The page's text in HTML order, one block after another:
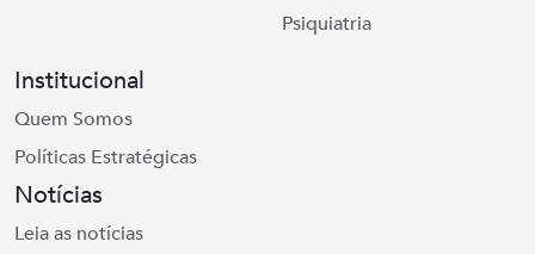
Psiquiatria
Institucional
Quem Somos
Políticas Estratégicas
Notícias
Leia as notícias